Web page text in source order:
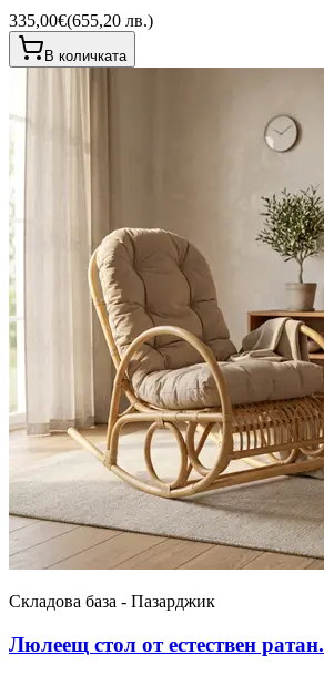
335,00€(655,20 лв.)
В количката
Складова база - Пазарджик
Люлеещ стол от естествен ратан.